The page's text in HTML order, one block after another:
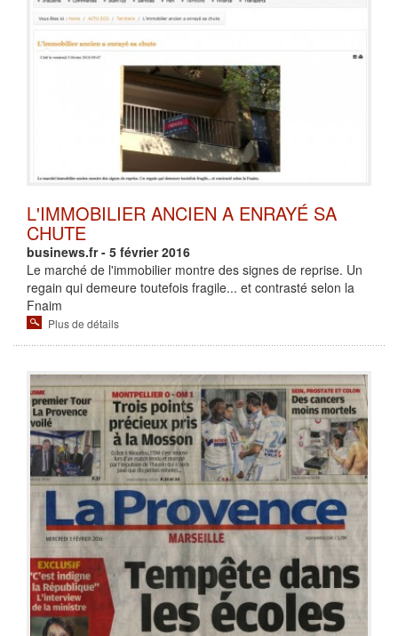
L'IMMOBILIER ANCIEN A ENRAYÉ SA
CHUTE
businews.fr - 5 février 2016
Le marché de l'immobilier montre des signes de reprise. Un
regain qui demeure toutefois fragile... et contrasté selon la
Fnaim
Plus de détails